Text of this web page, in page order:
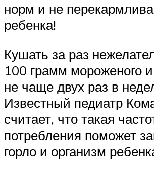
норм и не
ребенка!
Кушать за раз
100 грамм мороженого
не чаще двух раз в
Известный педиатр
считает, что такая
потребления поможет
горло и организм